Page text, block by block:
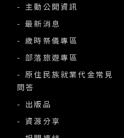
- 主動公開資訊
- 最新消息
- 歲時祭儀專區
- 部落旅遊專區
- 原住民族就業代金常見
問答
- 出版品
- 資源分享